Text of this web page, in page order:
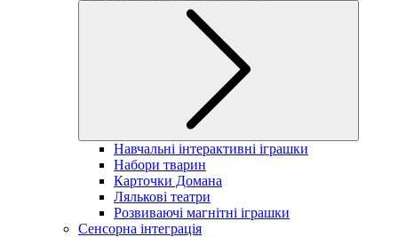
Навчальні інтерактивні іграшки
Набори тварин
Карточки Домана
Лялькові театри
Розвиваючі магнітні іграшки
Сенсорна інтеграція